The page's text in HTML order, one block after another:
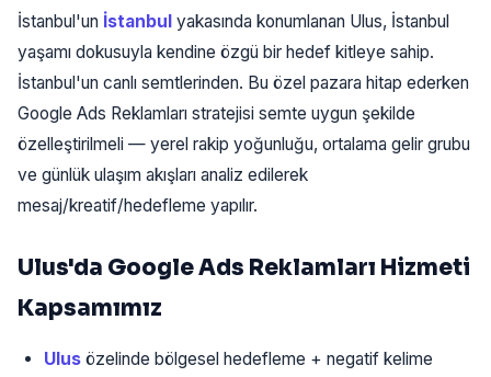
İstanbul'un İstanbul yakasında konumlanan Ulus, İstanbul
yaşamı dokusuyla kendine özgü bir hedef kitleye sahip.
İstanbul'un canlı semtlerinden. Bu özel pazara hitap ederken
Google Ads Reklamları stratejisi semte uygun şekilde
özelleştirilmeli — yerel rakip yoğunluğu, ortalama gelir grubu
ve günlük ulaşım akışları analiz edilerek
mesaj/kreatif/hedefleme yapılır.
Ulus'da Google Ads Reklamları Hizmeti
Kapsamımız
Ulus özelinde bölgesel hedefleme + negatif kelime